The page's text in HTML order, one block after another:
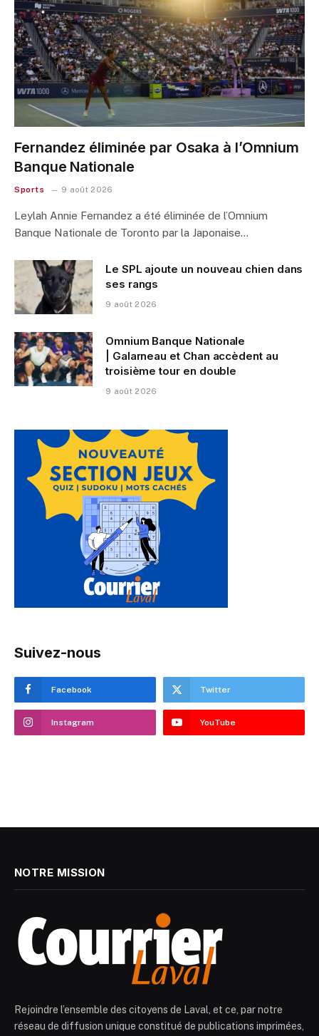
Fernandez éliminée par Osaka à l’Omnium
Banque Nationale
Sports 9 août 2026
Leylah Annie Fernandez a été éliminée de l’Omnium
Banque Nationale de Toronto par la Japonaise…
Le SPL ajoute un nouveau chien dans
ses rangs
9 août 2026
Omnium Banque Nationale
| Galarneau et Chan accèdent au
troisième tour en double
9 août 2026
Suivez-nous
Facebook Twitter
Instagram YouTube
NOTRE MISSION
Rejoindre l’ensemble des citoyens de Laval, et ce, par notre
réseau de diffusion unique constitué de publications imprimées,